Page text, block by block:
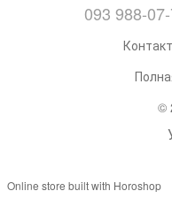
093 988-
©
Online store built with Horoshop